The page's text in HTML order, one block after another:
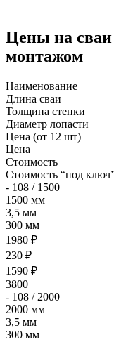
Цены на сваи
монтажом
Наименование
Длина сваи
Толщина стенки
Диаметр лопасти
Цена (от 12 шт)
Цена
Стоимость
Стоимость “под
- 108 / 1500
1500 мм
3,5 мм
300 мм
1980 ₽
230 ₽
1590 ₽
3800
- 108 / 2000
2000 мм
3,5 мм
300 мм